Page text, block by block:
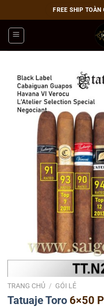
qua
nội
dung
FREE SHIP
TRANG CHỦ / GÓI LẺ
TatuajeToro 6×50